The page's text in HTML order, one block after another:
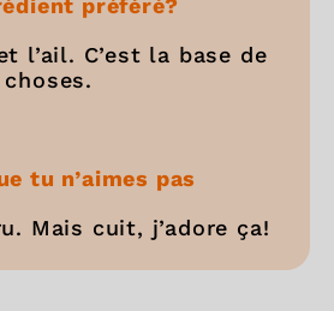
préféré?
l’ail. C’est la base de
tu n’aimes pas
Mais cuit, j’adore ça!